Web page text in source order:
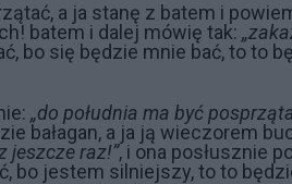
a ja stanę z batem i
batem i dalej mówię tak:
bo się będzie mnie bać, to to
„do południa ma być
bałagan, a ja ją wieczorem
jeszcze raz!”, i ona posłusznie
bo jestem silniejszy, to to